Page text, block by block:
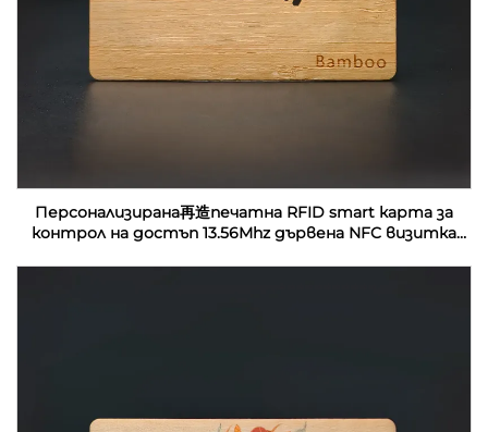
Персонализирана再造печатна RFID smart карта за
контрол на достъп 13.56Mhz дървена NFC визитка